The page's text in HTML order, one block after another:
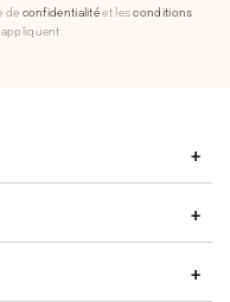
de confidentialitéet lesconditions